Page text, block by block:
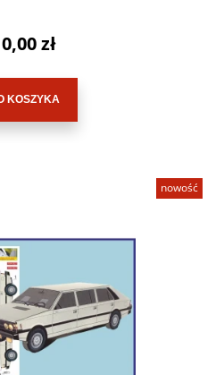
zł
KOSZYKA
nowość